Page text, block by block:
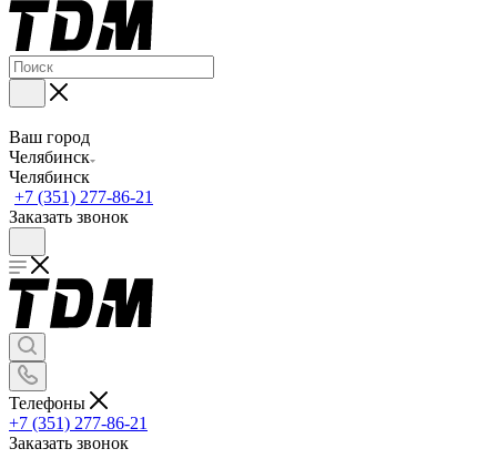
Ваш город
Челябинск
Челябинск
+7 (351) 277-86-21
Заказать звонок
Телефоны
+7 (351) 277-86-21
Заказать звонок